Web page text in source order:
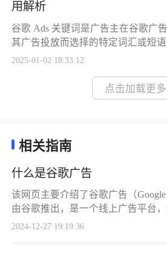
包含 10000 元广告预算及相应的运
用解析
谷歌 Ads 关键词是广告主在谷歌广
其广告投放而选择的特定词汇或短
的搜索查询相匹配。以下是关于它的
时输入的关键词反映了他们的意图
键词对广告效果至关重要。正确的
2025-01-02 18:33:12
点击加载更多
相关指南
什么是谷歌广告
该网页主要介绍了谷歌广告（
由谷歌推出，是一个线上广告平台
面创建广告，通过按点击收费模式在
2024-12-27 19:19:36